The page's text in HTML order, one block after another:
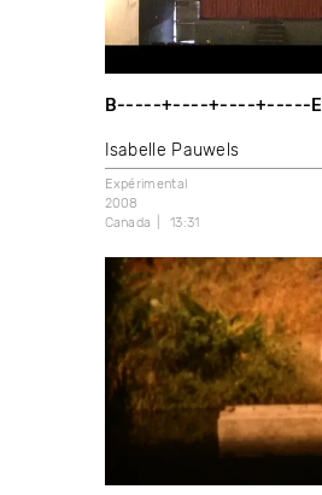
B-----+----+----+-----E
Isabelle Pauwels
Expérimental
2008
Canada
13:31